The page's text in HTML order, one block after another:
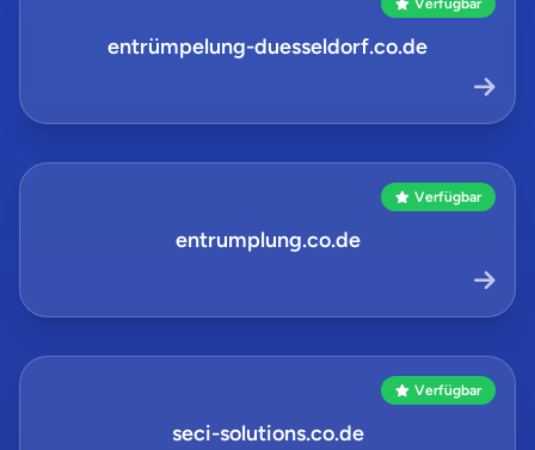
Verfügbar
entrümpelung-duesseldorf.co.de
Verfügbar
entrumplung.co.de
Verfügbar
seci-solutions.co.de